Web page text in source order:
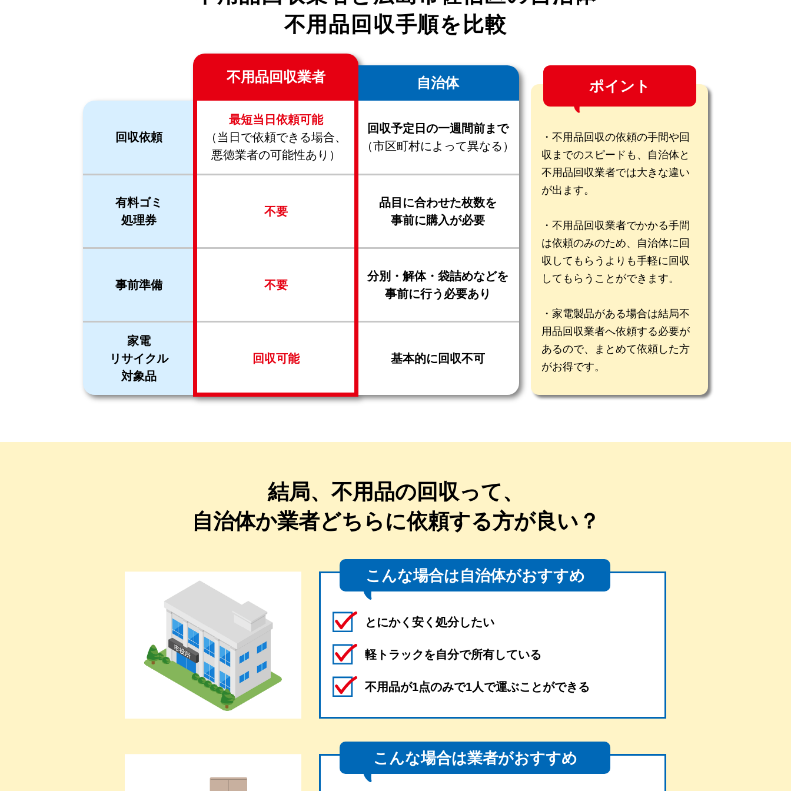
不用品回収手順を比較
不用品回収業者 自治体
回収依頼
最短当日依頼可能
（当日で依頼できる場合、
悪徳業者の可能性あり）
回収予定日の一週間前まで
（市区町村によって異なる）
有料ゴミ
処理券
不要
品目に合わせた枚数を
事前に購入が必要
事前準備 不要
分別・解体・袋詰めなどを
事前に行う必要あり
家電
リサイクル
対象品
回収可能 基本的に回収不可
ポイント
不用品回収の依頼の手間や回
収までのスピードも、自治体と
不用品回収業者では大きな違い
が出ます。
不用品回収業者でかかる手間
は依頼のみのため、自治体に回
収してもらうよりも手軽に回収
してもらうことができます。
家電製品がある場合は結局不
用品回収業者へ依頼する必要が
あるので、まとめて依頼した方
がお得です。
結局、不用品の回収って、
自治体か業者どちらに依頼する方が良い？
こんな場合は自治体がおすすめ
とにかく安く処分したい
軽トラックを自分で所有している
不用品が1点のみで1人で運ぶことができる
こんな場合は業者がおすすめ